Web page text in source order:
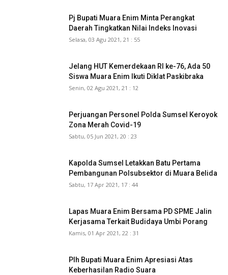
Pj Bupati Muara Enim Minta Perangkat
Daerah Tingkatkan Nilai Indeks Inovasi
Selasa, 03 Agu 2021, 21 : 55
Jelang HUT Kemerdekaan RI ke-76, Ada 50
Siswa Muara Enim Ikuti Diklat Paskibraka
Senin, 02 Agu 2021, 21 : 12
Perjuangan Personel Polda Sumsel Keroyok
Zona Merah Covid-19
Sabtu, 05 Jun 2021, 20 : 23
Kapolda Sumsel Letakkan Batu Pertama
Pembangunan Polsubsektor di Muara Belida
Sabtu, 17 Apr 2021, 17 : 44
Lapas Muara Enim Bersama PD SPME Jalin
Kerjasama Terkait Budidaya Umbi Porang
Kamis, 01 Apr 2021, 22 : 31
Plh Bupati Muara Enim Apresiasi Atas
Keberhasilan Radio Suara